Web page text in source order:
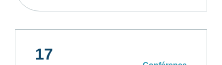
17